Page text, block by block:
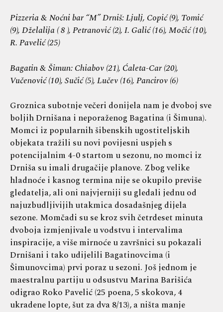
Pizzeria & Noćni bar “M” Drniš: Ljulj, Copić (9), Tomić
(9), Dželalija ( 8 ), Petranović (2), I. Galić (16), Močić (10),
R. Pavelić (25)
Bagatin & Šimun: Chiabov (21), Ćaleta-Car (20),
Vučenović (10), Sučić (5), Lučev (16), Pancirov (6)
Groznica subotnje večeri donijela nam je dvoboj sve
boljih Drnišana i neporaženog Bagatina (i Šimuna).
Momci iz popularnih šibenskih ugostiteljskih
objekata tražili su novi povijesni uspjeh s
potencijalnim 4-0 startom u sezonu, no momci iz
Drniša su imali drugačije planove. Zbog velike
hladnoće i kasnog termina nije se okupilo previše
gledatelja, ali oni najvjerniji su gledali jednu od
najuzbudljivijih utakmica dosadašnjeg dijela
sezone. Momčadi su se kroz svih četrdeset minuta
dvoboja izmjenjivale u vodstvu i intervalima
inspiracije, a više mirnoće u završnici su pokazali
Drnišani i tako udijelili Bagatinovcima (i
Šimunovcima) prvi poraz u sezoni. Još jednom je
maestralnu partiju u odsustvu Marina Barišića
odigrao Roko Pavelić (25 poena, 5 skokova, 4
ukradene lopte, šut za dva 8/13), a ništa manje